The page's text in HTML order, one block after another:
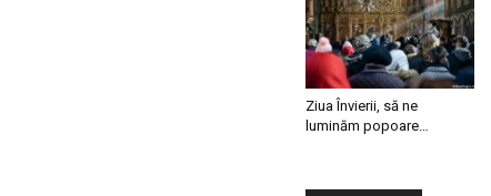
Ziua Învierii, să ne
luminăm popoare…